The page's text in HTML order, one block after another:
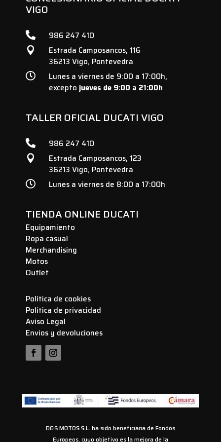
VIGO
 986 247 410

Estrada Camposancos, 116
36213 Vigo, Pontevedra

Lunes a viernes de 9:00 a 17:00h,
excepto jueves de 9:00 a 21:00h
TALLER OFICIAL DUCATI VIGO
 986 247 410

Estrada Camposancos, 123
36213 Vigo, Pontevedra
 Lunes a viernes de 8:00 a 17:00h
TIENDA ONLINE DUCATI
Equipamiento
Ropa casual
Merchandising
Motos
Outlet
Política de cookies
Política de privacidad
Aviso Legal
Envios y devoluciones
D&S MOTOS S.L. ha sido beneficiaria de Fondos
Europeos, cuyo objetivo es la mejora de la